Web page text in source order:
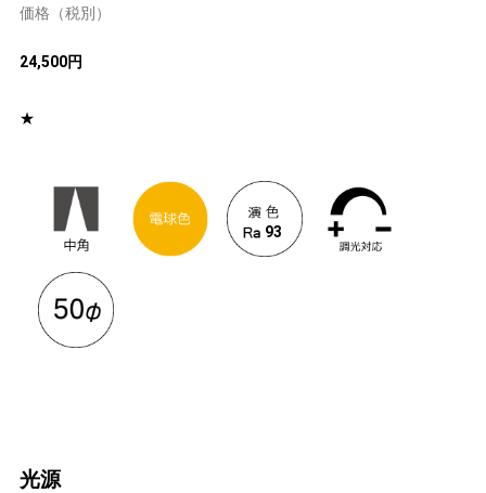
価格（税別）
24,500円
★
93
光源